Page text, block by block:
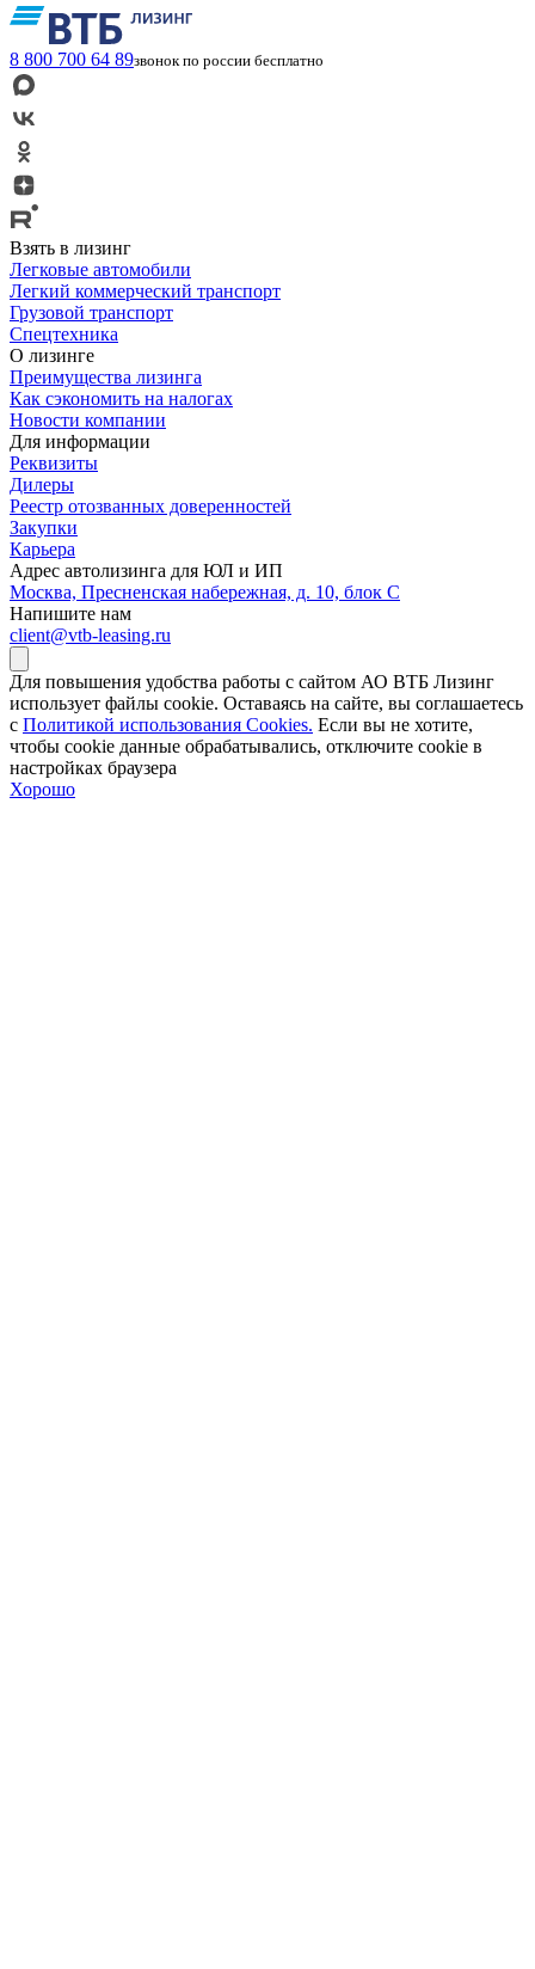
8 800 700 64 89звонок по россии бесплатно
Взять в лизинг
Легковые автомобили
Легкий коммерческий транспорт
Грузовой транспорт
Спецтехника
О лизинге
Преимущества лизинга
Как сэкономить на налогах
Новости компании
Для информации
Реквизиты
Дилеры
Реестр отозванных доверенностей
Закупки
Карьера
Адрес автолизинга для ЮЛ и ИП
Москва, Пресненская набережная, д. 10, блок С
Напишите нам
client@vtb-leasing.ru
Для повышения удобства работы с сайтом АО ВТБ Лизинг
использует файлы cookie. Оставаясь на сайте, вы соглашаетесь
с Политикой использования Cookies. Если вы не хотите,
чтобы сookie данные обрабатывались, отключите cookie в
настройках браузера
Хорошо